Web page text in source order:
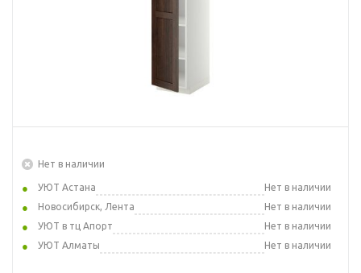
Нет в наличии
УЮТ Астана
Нет в наличии
Новосибирск, Лента
Нет в наличии
УЮТ в тц Апорт
Нет в наличии
УЮТ Алматы
Нет в наличии